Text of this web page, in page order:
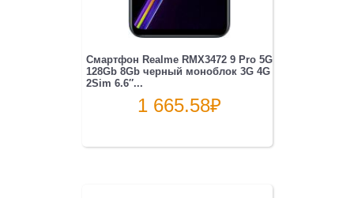
Смартфон Realme RMX3472 9 Pro 5G
128Gb 8Gb черный моноблок 3G 4G
2Sim 6.6″...
1 665.58₽